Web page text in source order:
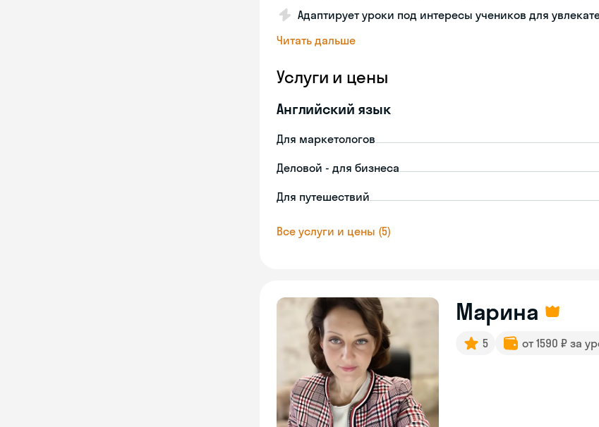
Адаптирует уроки под интересы учеников для
Читать дальше
Услуги и цены
Английский язык
Для маркетологов
Деловой - для бизнеса
Для путешествий
Все услуги и цены (5)
Марина
5 от 1590 ₽ за